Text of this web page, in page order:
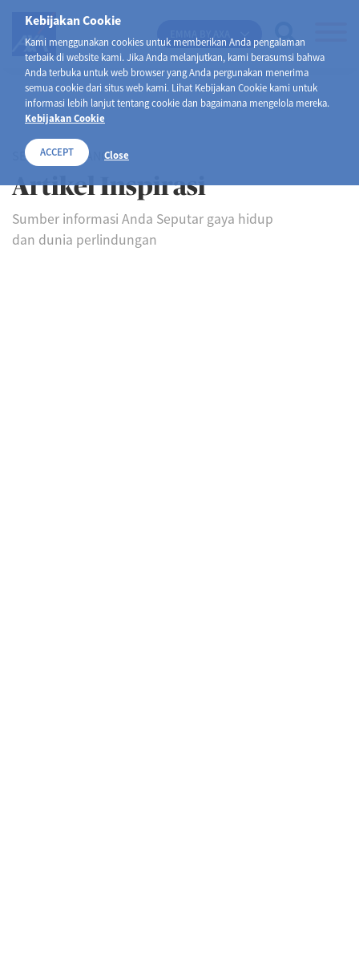
Kebijakan Cookie
Kami menggunakan cookies untuk memberikan Anda pengalaman
terbaik di website kami. Jika Anda melanjutkan, kami berasumsi bahwa
Anda terbuka untuk web browser yang Anda pergunakan menerima
semua cookie dari situs web kami. Lihat Kebijakan Cookie kami untuk
informasi lebih lanjut tentang cookie dan bagaimana mengelola mereka.
Kebijakan Cookie
ACCEPT Close
SELAMAT DATANG DI
Artikel Inspirasi
Sumber informasi Anda Seputar gaya hidup
dan dunia perlindungan